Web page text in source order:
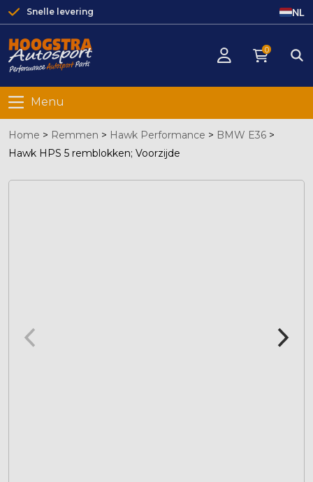
Snelle levering NL
0
Menu
Home > Remmen > Hawk Performance > BMW E36 >
Hawk HPS 5 remblokken; Voorzijde